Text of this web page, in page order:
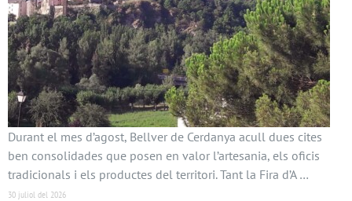
Durant el mes d’agost, Bellver de Cerdanya acull dues cites
ben consolidades que posen en valor l’artesania, els oficis
tradicionals i els productes del territori. Tant la Fira d’A …
30 juliol del 2026